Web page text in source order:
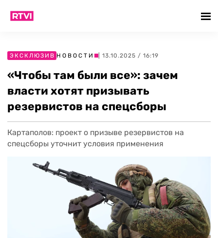
ЭКСКЛЮЗИВ НОВОСТИ | 13.10.2025 / 16:19
«Чтобы там были все»: зачем
власти хотят призывать
резервистов на спецсборы
Картаполов: проект о призыве резервистов на
спецсборы уточнит условия применения